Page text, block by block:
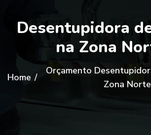
Desentupidora
na Zona
Home /
Orçamento
Zona Norte